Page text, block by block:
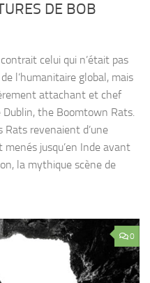
DE BOB
celui qui n’était pas
l’humanitaire global, mais
attachant et chef
Dublin, the Boomtown Rats.
revenaient d’une
jusqu’en Inde avant
la mythique scène de
0